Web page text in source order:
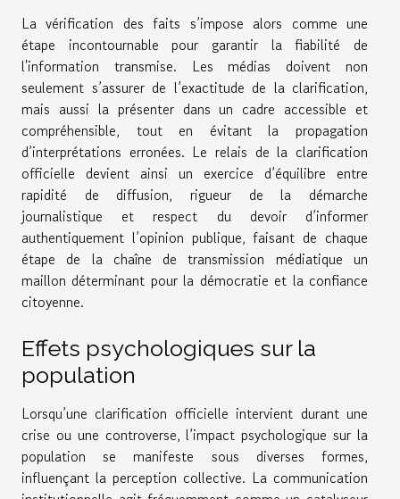
La vérification des faits s’impose alors comme une
étape incontournable pour garantir la fiabilité de
l'information transmise. Les médias doivent non
seulement s’assurer de l’exactitude de la clarification,
mais aussi la présenter dans un cadre accessible et
compréhensible, tout en évitant la propagation
d’interprétations erronées. Le relais de la clarification
officielle devient ainsi un exercice d’équilibre entre
rapidité de diffusion, rigueur de la démarche
journalistique et respect du devoir d’informer
authentiquement l’opinion publique, faisant de chaque
étape de la chaîne de transmission médiatique un
maillon déterminant pour la démocratie et la confiance
citoyenne.
Effets psychologiques sur la
population
Lorsqu’une clarification officielle intervient durant une
crise ou une controverse, l’impact psychologique sur la
population se manifeste sous diverses formes,
influençant la perception collective. La communication